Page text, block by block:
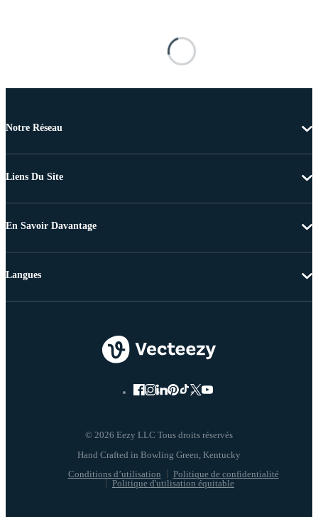
Notre Réseau
Liens Du Site
En Savoir Davantage
© 2026 Eezy LLC Tous droits réservés
Conditions d’utilisation
Politique de confidentialité
Politique d'utilisation équitable
Langues